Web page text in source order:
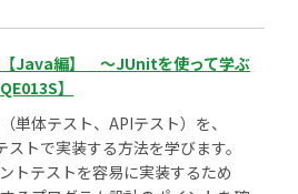
【Java編】 ～JUnitを使って学ぶ
】
単体テスト、APIテスト）を、
トで実装する方法を学びます。
トテストを容易に実装するため